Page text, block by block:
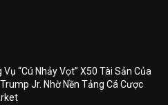
“Cú Nhảy Vọt” X50 Tài Sản Của
Jr. Nhờ Nền Tảng Cá Cược